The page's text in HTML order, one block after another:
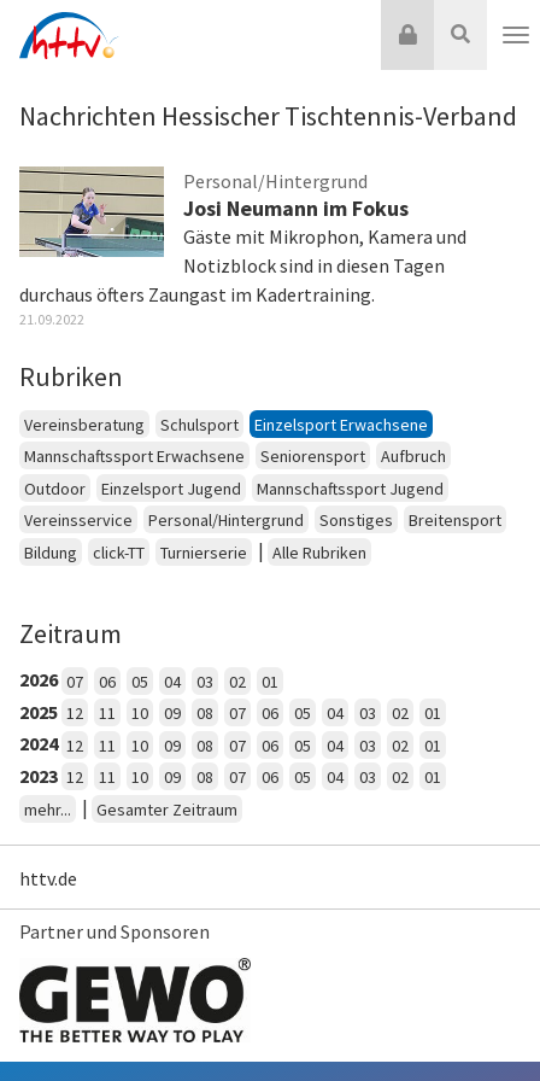
Inhalt
Suche
Login
Nachrichten Hessischer Tischtennis-Verband
Personal/Hintergrund
Josi Neumann im Fokus
Gäste mit Mikrophon, Kamera und
Notizblock sind in diesen Tagen
durchaus öfters Zaungast im Kadertraining.
21.09.2022
Rubriken
Vereinsberatung Schulsport
Einzelsport Erwachsene
Mannschaftssport Erwachsene
Seniorensport
Aufbruch
Outdoor
Einzelsport Jugend
Mannschaftssport Jugend
Vereinsservice
Personal/Hintergrund Sonstiges
Breitensport
Bildung
click-TT Turnierserie | Alle Rubriken
Zeitraum
2026 07 06 05 04 03 02 01
2025 12 11 10 09 08 07 06 05 04 03 02 01
2024 12 11 10 09 08 07 06 05 04 03 02 01
2023 12 11 10 09 08 07 06 05 04 03 02
01
mehr...
| Gesamter Zeitraum
httv.de
Partner und Sponsoren